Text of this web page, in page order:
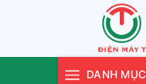
DANH MỤC